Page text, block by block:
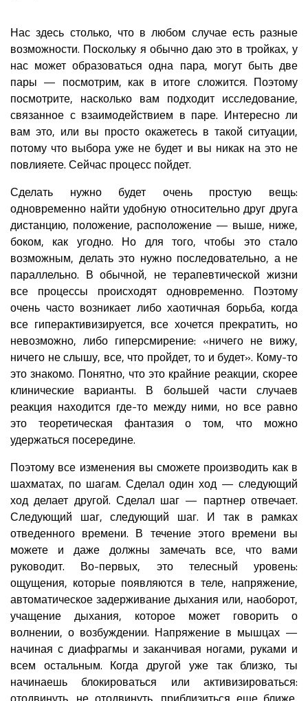
Нас здесь столько, что в любом случае есть разные
возможности. Поскольку я обычно даю это в тройках, у
нас может образоваться одна пара, могут быть две
пары — посмотрим, как в итоге сложится. Поэтому
посмотрите, насколько вам подходит исследование,
связанное с взаимодействием в паре. Интересно ли
вам это, или вы просто окажетесь в такой ситуации,
потому что выбора уже не будет и вы никак на это не
повлияете. Сейчас процесс пойдет.
Сделать нужно будет очень простую вещь:
одновременно найти удобную относительно друг друга
дистанцию, положение, расположение — выше, ниже,
боком, как угодно. Но для того, чтобы это стало
возможным, делать это нужно последовательно, а не
параллельно. В обычной, не терапевтической жизни
все процессы происходят одновременно. Поэтому
очень часто возникает либо хаотичная борьба, когда
все гиперактивизируется, все хочется прекратить, но
невозможно, либо гиперсмирение: «ничего не вижу,
ничего не слышу, все, что пройдет, то и будет». Кому-то
это знакомо. Понятно, что это крайние реакции, скорее
клинические варианты. В большей части случаев
реакция находится где-то между ними, но все равно
это теоретическая фантазия о том, что можно
удержаться посередине.
Поэтому все изменения вы сможете производить как в
шахматах, по шагам. Сделал один ход — следующий
ход делает другой. Сделал шаг — партнер отвечает.
Следующий шаг, следующий шаг. И так в рамках
отведенного времени. В течение этого времени вы
можете и даже должны замечать все, что вами
руководит. Во-первых, это телесный уровень:
ощущения, которые появляются в теле, напряжение,
автоматическое задерживание дыхания или, наоборот,
учащение дыхания, которое может говорить о
волнении, о возбуждении. Напряжение в мышцах —
начиная с диафрагмы и заканчивая ногами, руками и
всем остальным. Когда другой уже так близко, ты
начинаешь блокироваться или активизироваться: